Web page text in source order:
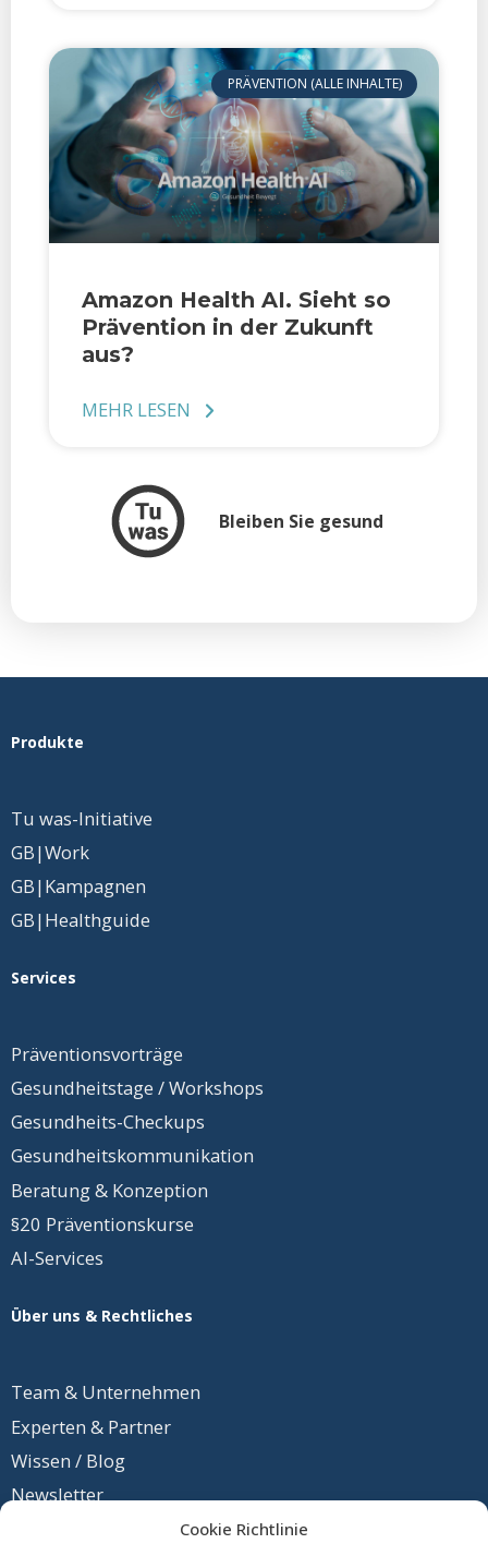
Cookie Richtlinie
PRÄVENTION (ALLE INHALTE)
Amazon Health AI. Sieht so
Prävention in der Zukunft
aus?
MEHR LESEN
Bleiben Sie gesund
Produkte
Tu was-Initiative
GB|Work
GB|Kampagnen
GB|Healthguide
Services
Präventionsvorträge
Gesundheitstage / Workshops
Gesundheits-Checkups
Gesundheits­kommunikation
Beratung & Konzeption
§20 Präventionskurse
AI-Services
Über uns & Rechtliches
Team & Unternehmen
Experten & Partner
Wissen / Blog
Newsletter